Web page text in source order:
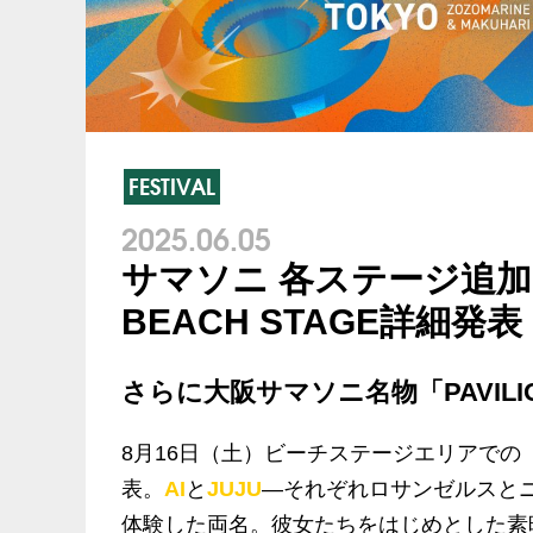
FESTIVAL
2025.06.05
サマソニ 各ステージ追
BEACH STAGE詳細発表
さらに大阪サマソニ名物「
8月 16日（土）ビーチステージエリアでの
表。 AI と JUJU―それぞれロサンゼルスと
体験した両名。彼女たちをはじめとした